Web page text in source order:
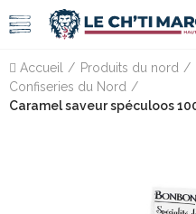
Accueil
Produits du nord
Confiseries du Nord
Caramel saveur spéculoos